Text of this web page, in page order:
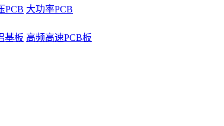
PCB 大功率PCB
基板 高频高速PCB板